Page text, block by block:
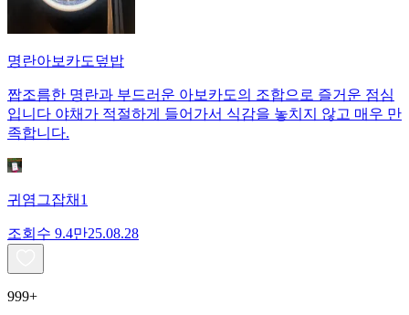
명란아보카도덮밥
짭조름한 명란과 부드러운 아보카도의 조합으로 즐거운 점심
입니다 야채가 적절하게 들어가서 식감을 놓치지 않고 매우 만
족합니다.
귀염그잡채1
조회수 9.4만25.08.28
999+